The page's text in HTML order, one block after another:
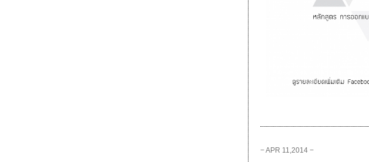
− APR 11,2014 −